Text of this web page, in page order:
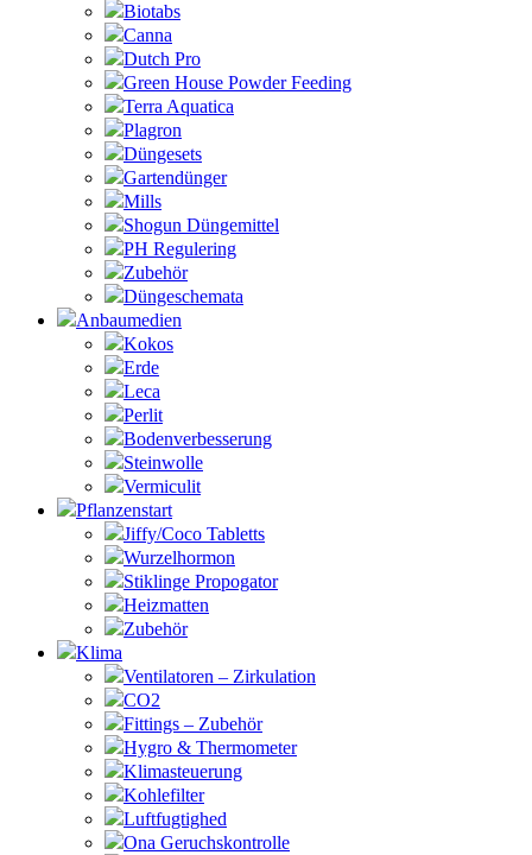
Biotabs
Canna
Dutch Pro
Green House Powder Feeding
Terra Aquatica
Plagron
Düngesets
Gartendünger
Mills
Shogun Düngemittel
PH Regulering
Zubehör
Düngeschemata
Anbaumedien
Kokos
Erde
Leca
Perlit
Bodenverbesserung
Steinwolle
Vermiculit
Pflanzenstart
Jiffy/Coco Tabletts
Wurzelhormon
Stiklinge Propogator
Heizmatten
Zubehör
Klima
Ventilatoren – Zirkulation
CO2
Fittings – Zubehör
Hygro & Thermometer
Klimasteuerung
Kohlefilter
Luftfugtighed
Ona Geruchskontrolle